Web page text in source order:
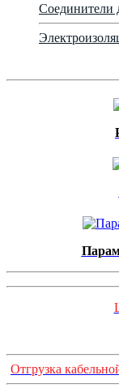
Соединители
Отгрузка